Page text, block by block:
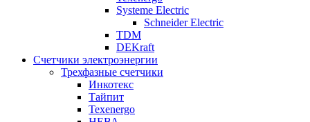
Systeme Electric
Schneider Electric
TDM
DEKraft
Счетчики электроэнергии
Трехфазные счетчики
Инкотекс
Тайпит
Texenergo